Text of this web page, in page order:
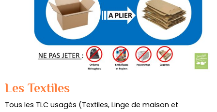
Les Textiles
Tous les TLC usagés (Textiles, Linge de maison et